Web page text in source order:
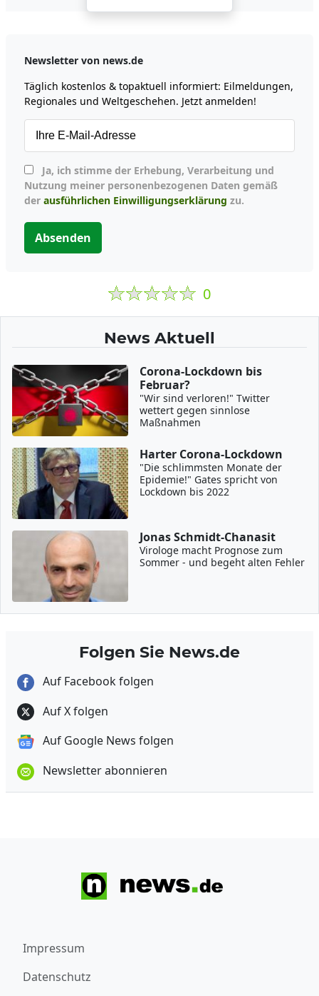
Newsletter von news.de
Täglich kostenlos & topaktuell informiert: Eilmeldungen,
Regionales und Weltgeschehen. Jetzt anmelden!
Nutzung meiner personenbezogenen Daten gemäß
der ausführlichen Einwilligungserklärung zu.
Absenden
0
News Aktuell
Corona-Lockdown bis
Februar?
"Wir sind verloren!" Twitter
wettert gegen sinnlose
Maßnahmen
Harter Corona-Lockdown
"Die schlimmsten Monate der
Epidemie!" Gates spricht von
Lockdown bis 2022
Jonas Schmidt-Chanasit
Virologe macht Prognose zum
Sommer - und begeht alten Fehler
Folgen Sie News.de
Auf Facebook folgen
Auf X folgen
Auf Google News folgen
Newsletter abonnieren
Impressum
Datenschutz